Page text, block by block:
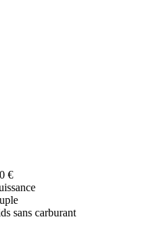
€
sans carburant